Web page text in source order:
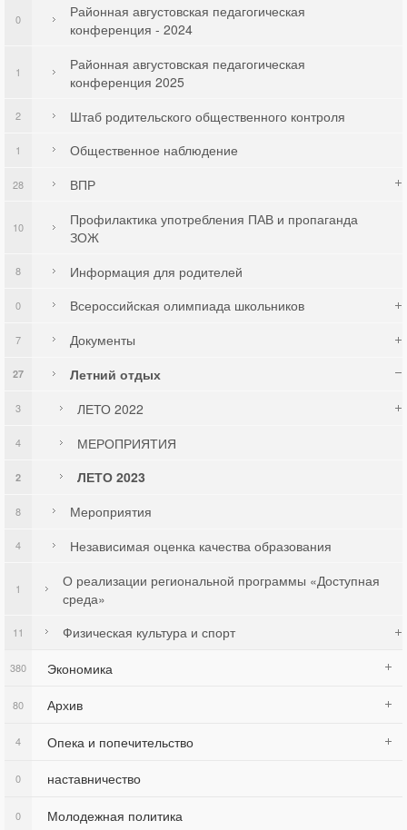
Районная августовская педагогическая
конференция - 2024
0
Районная августовская педагогическая
конференция 2025
1
Штаб родительского общественного контроля
2
Общественное наблюдение
1
ВПР
28
Профилактика употребления ПАВ и пропаганда
ЗОЖ
10
Информация для родителей
8
Всероссийская олимпиада школьников
0
Документы
7
Летний отдых
27
ЛЕТО 2022
3
МЕРОПРИЯТИЯ
4
ЛЕТО 2023
2
Мероприятия
8
Независимая оценка качества образования
4
О реализации региональной программы «Доступная
среда»
1
Физическая культура и спорт
11
Экономика
380
Архив
80
Опека и попечительство
4
наставничество
0
Молодежная политика
0